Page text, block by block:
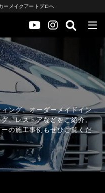
ーメイクアートプロへ
ング、オーダーメイドイン
、レストアなどをご紹介。
の施工事例もぜひご覧くだ